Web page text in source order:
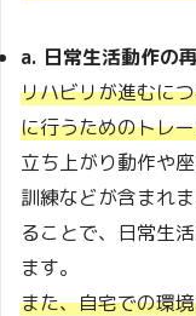
a. 日常生活動作の
リハビリが進むに
に行うためのトレ
立ち上がり動作や
訓練などが含まれ
ることで、日常生
ます。
また、自宅での環